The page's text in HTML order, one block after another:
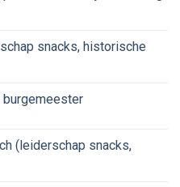
snacks, historische
burgemeester
(leiderschap snacks,